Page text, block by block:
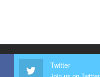
Twitter